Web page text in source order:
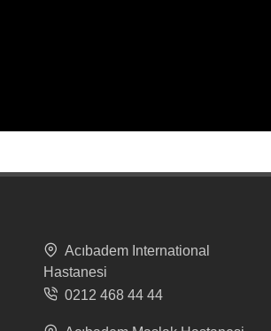
Acıbadem International
Hastanesi
0212 468 44 44